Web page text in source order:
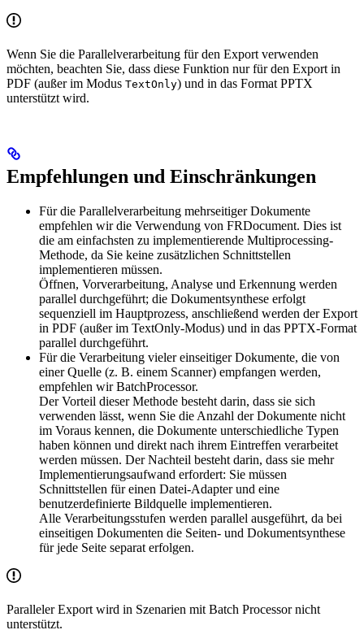
Wenn Sie die Parallelverarbeitung für den Export verwenden
möchten, beachten Sie, dass diese Funktion nur für den Export in
PDF (außer im Modus TextOnly) und in das Format PPTX
unterstützt wird.
Empfehlungen und Einschränkungen
Für die Parallelverarbeitung mehrseitiger Dokumente
empfehlen wir die Verwendung von FRDocument. Dies ist
die am einfachsten zu implementierende Multiprocessing-
Methode, da Sie keine zusätzlichen Schnittstellen
implementieren müssen.
Öffnen, Vorverarbeitung, Analyse und Erkennung werden
parallel durchgeführt; die Dokumentsynthese erfolgt
sequenziell im Hauptprozess, anschließend werden der Export
in PDF (außer im TextOnly-Modus) und in das PPTX-Format
parallel durchgeführt.
Für die Verarbeitung vieler einseitiger Dokumente, die von
einer Quelle (z. B. einem Scanner) empfangen werden,
empfehlen wir BatchProcessor.
Der Vorteil dieser Methode besteht darin, dass sie sich
verwenden lässt, wenn Sie die Anzahl der Dokumente nicht
im Voraus kennen, die Dokumente unterschiedliche Typen
haben können und direkt nach ihrem Eintreffen verarbeitet
werden müssen. Der Nachteil besteht darin, dass sie mehr
Implementierungsaufwand erfordert: Sie müssen
Schnittstellen für einen Datei-Adapter und eine
benutzerdefinierte Bildquelle implementieren.
Alle Verarbeitungsstufen werden parallel ausgeführt, da bei
einseitigen Dokumenten die Seiten- und Dokumentsynthese
für jede Seite separat erfolgen.
Paralleler Export wird in Szenarien mit Batch Processor nicht
unterstützt.